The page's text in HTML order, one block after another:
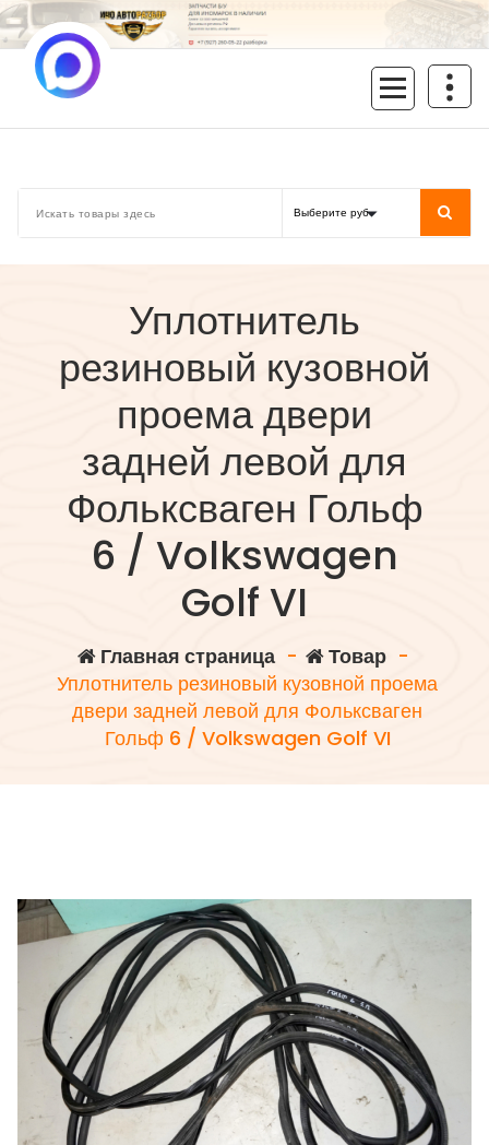
Перейти
к
содержимому
Уплотнитель
резиновый кузовной
проема двери
задней левой для
Фольксваген Гольф
6 / Volkswagen
Golf VI
Главная страница- Товар-
Уплотнитель резиновый кузовной проема
двери задней левой для Фольксваген
Гольф 6 / Volkswagen Golf VI